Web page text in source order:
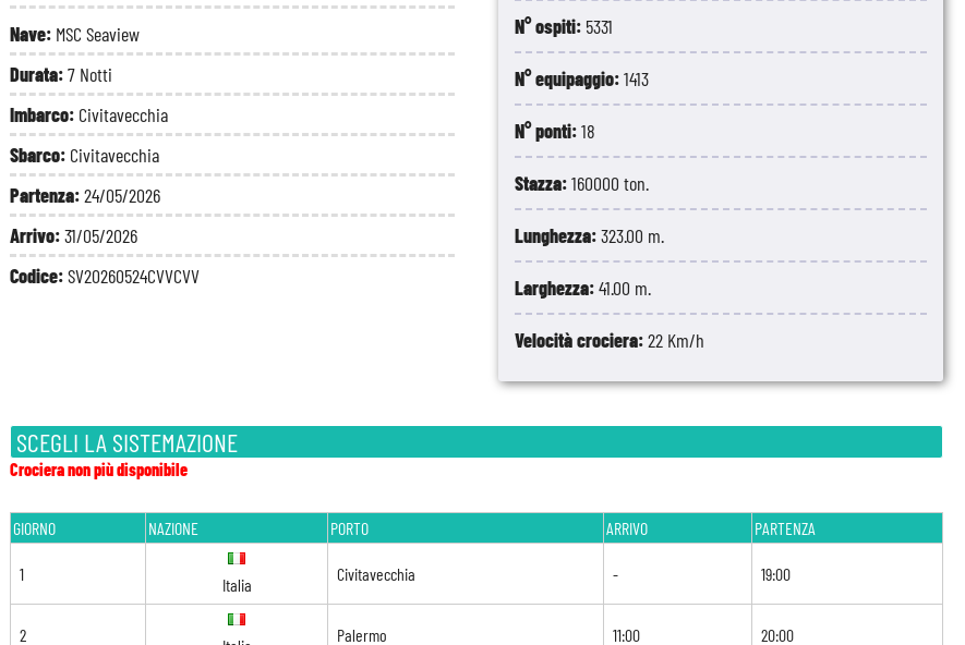
Nave: MSC Seaview
Durata:7 Notti
Imbarco: Civitavecchia
Sbarco: Civitavecchia
Partenza:24/05/2026
Arrivo:31/05/2026
Codice:SV20260524CVVCVV
N° ospiti: 5331
N° equipaggio:1413
N° ponti:18
Stazza:160000 ton.
Lunghezza:323.00 m.
Larghezza:41.00 m.
Velocità crociera:22 Km/h
SCEGLI LA SISTEMAZIONE
Crociera non più disponibile
GIORNO NAZIONE PORTO ARRIVO PARTENZA
1
Italia
Civitavecchia - 19:00
2 Palermo 11:00 20:00